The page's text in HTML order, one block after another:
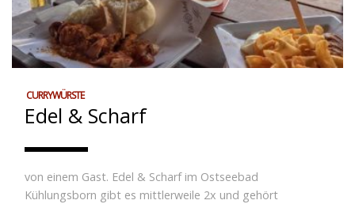
CURRYWÜRSTE
Edel & Scharf
von einem Gast. Edel & Scharf im Ostseebad
Kühlungsborn gibt es mittlerweile 2x und gehört